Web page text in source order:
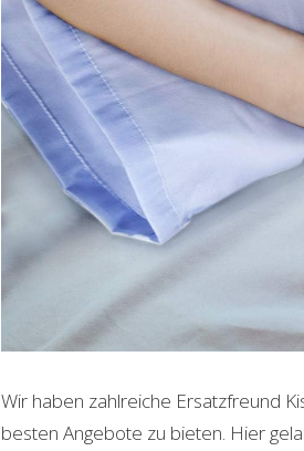
Wir haben zahlreiche Ersatzfreund
besten Angebote zu bieten. Hier